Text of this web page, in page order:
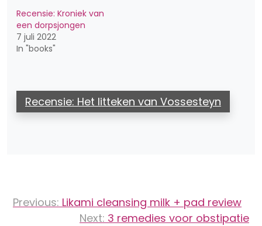
Recensie: Kroniek van
een dorpsjongen
7 juli 2022
In "books"
Recensie: Het litteken van Vossesteyn
navigatie
Previous: Likami cleansing milk + pad review
Next: 3 remedies voor obstipatie